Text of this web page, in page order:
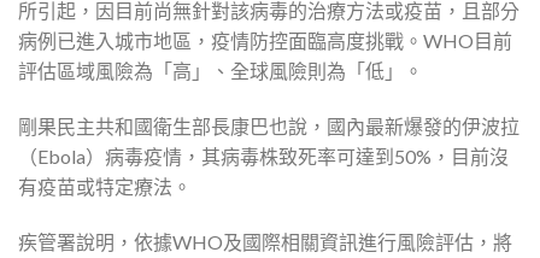
所引起，因目前尚無針對該病毒的治療方法或疫苗，且部分
病例已進入城市地區，疫情防控面臨高度挑戰。WHO目前
評估區域風險為「高」、全球風險則為「低」。
剛果民主共和國衛生部長康巴也說，國內最新爆發的伊波拉
（Ebola）病毒疫情，其病毒株致死率可達到50%，目前沒
有疫苗或特定療法。
疾管署說明，依據WHO及國際相關資訊進行風險評估，將